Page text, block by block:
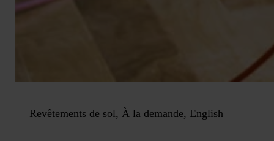
Revêtements de sol, À la demande, English